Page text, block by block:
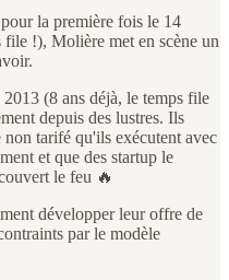
la première fois le 14
file !), Molière met en scène un
(8 ans déjà, le temps file
depuis des lustres. Ils
tarifé qu'ils exécutent avec
et que des startup le
le feu 🔥
développer leur offre de
par le modèle